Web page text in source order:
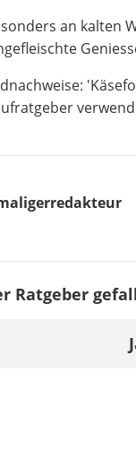
an kalten
Ratgeber